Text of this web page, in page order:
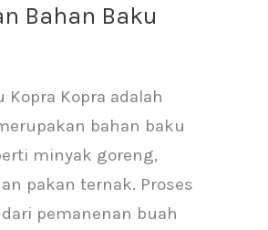
Bahan Baku
Kopra adalah
bahan baku
minyak goreng,
pakan ternak. Proses
pemanenan buah